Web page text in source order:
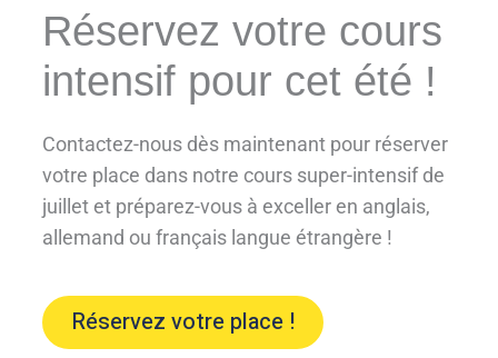
Réservez votre cours
intensif pour cet été !
Contactez-nous dès maintenant pour réserver
votre place dans notre cours super-intensif de
juillet et préparez-vous à exceller en anglais,
allemand ou français langue étrangère !
Réservez votre place !